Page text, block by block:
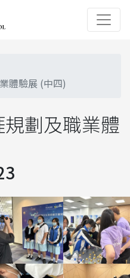
體驗展 (中四)
劃及職業體